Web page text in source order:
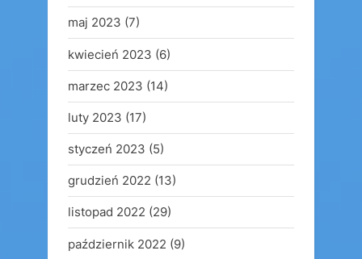
maj 2023 (7)
kwiecień 2023 (6)
marzec 2023 (14)
luty 2023 (17)
styczeń 2023 (5)
grudzień 2022 (13)
listopad 2022 (29)
październik 2022 (9)